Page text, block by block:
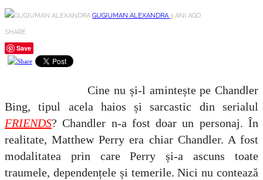
GUGIUMAN ALEXANDRA3 ANI AGO
SHARE
Save
Cine nu și-l amintește pe Chandler
Bing, tipul acela haios și sarcastic din serialul
FRIENDS? Chandler n-a fost doar un personaj. În
realitate, Matthew Perry era chiar Chandler. A fost
modalitatea prin care Perry și-a ascuns toate
traumele, dependențele și temerile. Nici nu contează